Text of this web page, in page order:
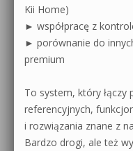
Kii Home)
► współpracę z
► porównanie do
premium
To system, który
referencyjnych,
i rozwiązania znane z
Bardzo drogi, ale też